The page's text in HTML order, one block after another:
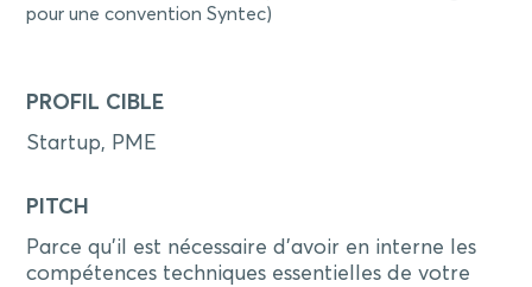
pour une convention Syntec)
PROFIL CIBLE
Startup, PME
PITCH
Parce qu’il est nécessaire d'avoir en interne les
compétences techniques essentielles de votre